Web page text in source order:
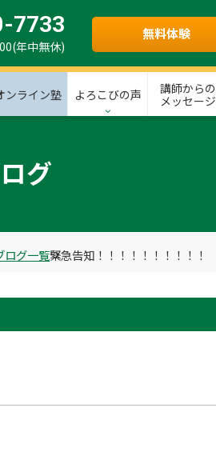
7733
年中無休)
無料体験
ンライン塾 よろこびの声
講師からの
メッセージ
グ
グ一覧緊急告知！！！！！！！！！！